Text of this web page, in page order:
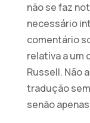
não se faz
necessário
comentário
relativa a um
Russell. Não
tradução
senão apenas